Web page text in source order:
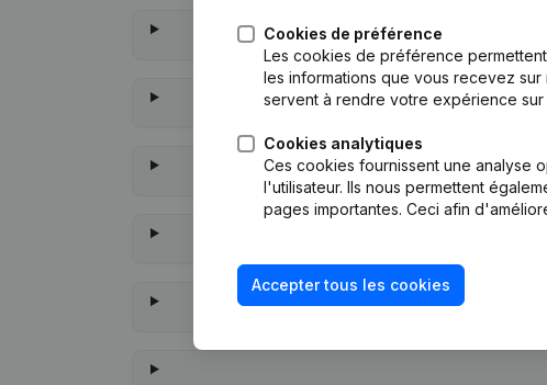
À quand
Cookies de préférence
Les cookies de préférence
les informations que vous recevez
servent à rendre votre expérience
Cookies analytiques
Ces cookies fournissent une analyse
l'utilisateur. Ils nous permettent
pages importantes. Ceci afin
Accepter tous les cookies